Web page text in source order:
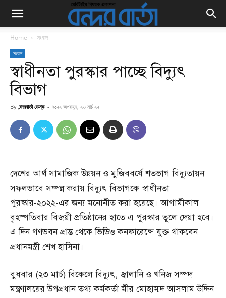
Home সংবাদ
সংবাদ
স্বাধীনতা পুরস্কার পাচ্ছে বিদ্যুৎ
বিভাগ
By বন্দরবার্তা ডেস্ক - ৯:২২ অপরাহ্ন, ২৩ মার্চ ২২
দেশের আর্থ সামাজিক উন্নয়ন ও মুজিববর্ষে শতভাগ বিদ্যুতায়ন
সফলভাবে সম্পন্ন করায় বিদ্যুৎ বিভাগকে স্বাধীনতা
পুরস্কার-২০২২-এর জন্য মনোনীত করা হয়েছে। আগামীকাল
বৃহস্পতিবার বিজয়ী প্রতিষ্ঠানের হাতে এ পুরস্কার তুলে দেয়া হবে।
এ দিন গণভবন প্রান্ত থেকে ভিডিও কনফারেন্সে যুক্ত থাকবেন
প্রধানমন্ত্রী শেখ হাসিনা।
বুধবার (২৩ মার্চ) বিকেলে বিদ্যুৎ, জ্বালানি ও খনিজ সম্পদ
মন্ত্রণালয়ের উপপ্রধান তথ্য কর্মকর্তা মীর মোহাম্মদ আসলাম উদ্দিন